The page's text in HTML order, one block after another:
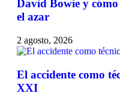
David Bowie y cómo
el azar
2 agosto, 2026
El accidente como
XXI